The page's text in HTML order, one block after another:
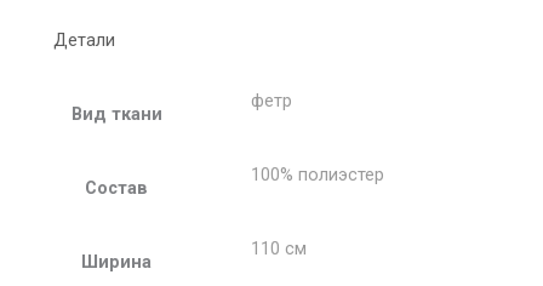
Детали
Вид ткани
фетр
Состав
100% полиэстер
Ширина
110 см